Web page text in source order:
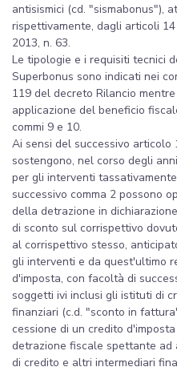
antisismici (cd. "sismabonus"),
rispettivamente, dagli articoli
2013, n. 63.
Le tipologie e i requisiti tecnici
Superbonus sono indicati nei
119 del decreto Rilancio
applicazione del beneficio
commi 9 e 10.
Ai sensi del successivo
sostengono, nel corso degli
per gli interventi
successivo comma 2 possono
della detrazione in
di sconto sul corrispettivo
al corrispettivo stesso,
gli interventi e da quest'ultimo
d'imposta, con facoltà di
soggetti ivi inclusi gli istituti di
finanziari (c.d. "sconto in
cessione di un credito
detrazione fiscale spettante
di credito e altri intermediari